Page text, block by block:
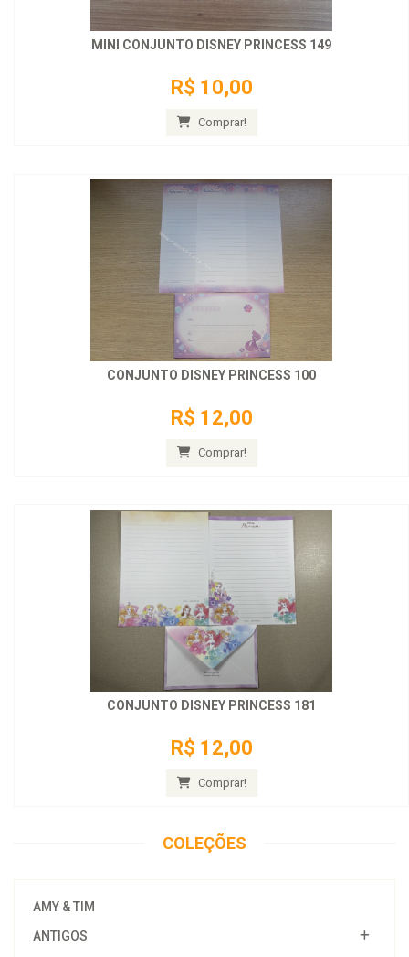
MINI CONJUNTO DISNEY PRINCESS 149
R$ 10,00
Comprar!
CONJUNTO DISNEY PRINCESS 100
R$ 12,00
Comprar!
CONJUNTO DISNEY PRINCESS 181
R$ 12,00
Comprar!
COLEÇÕES
AMY & TIM
ANTIGOS